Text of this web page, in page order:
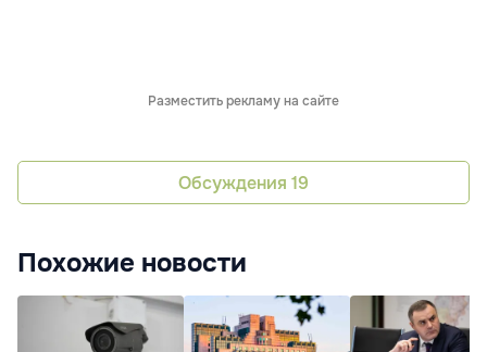
Разместить рекламу на сайте
Обсуждения 19
Похожие новости